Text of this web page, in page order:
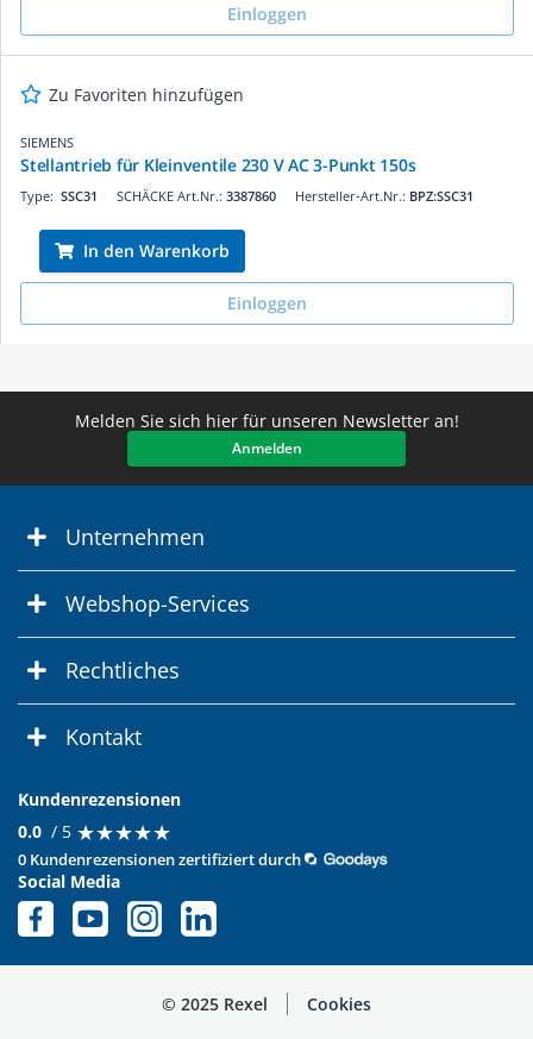
Einloggen
Zu Favoriten hinzufügen
SIEMENS
Stellantrieb für Kleinventile 230 V AC 3-Punkt 150s
SCHÄCKE Art.Nr.: 3387860
Type: SSC31 Hersteller-Art.Nr.: BPZ:SSC31
In den Warenkorb
Einloggen
Melden Sie sich hier für unseren Newsletter an!
Anmelden
Unternehmen
Webshop-Services
Rechtliches
Kontakt
Kundenrezensionen
0.0 / 5 ★★★★★
★★★★★
0 Kundenrezensionen zertifiziert durch
Social Media
© 2025 Rexel Cookies